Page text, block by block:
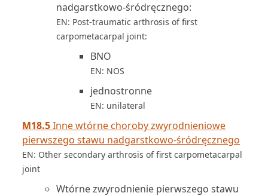
nadgarstkowo-śródręcznego:
EN: Post-traumatic arthrosis of first
carpometacarpal joint:
BNO
EN: NOS
jednostronne
EN: unilateral
M18.5Inne wtórne choroby zwyrodnieniowe
pierwszego stawu nadgarstkowo-śródręcznego
EN: Other secondary arthrosis of first carpometacarpal
joint
Wtórne zwyrodnienie pierwszego stawu